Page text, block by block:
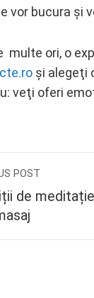
vor bucura și
multe ori, o
şi alegeţi
veţi oferi
POST
de